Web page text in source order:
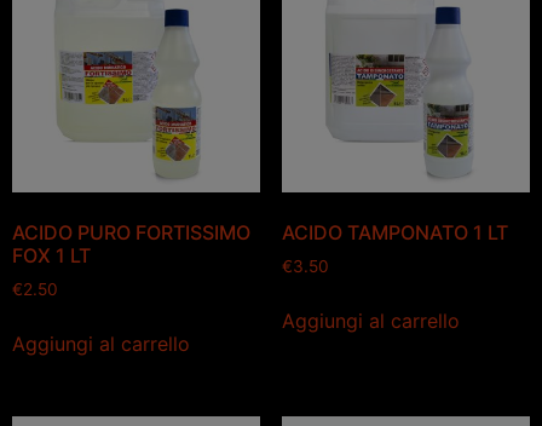
ACIDO PURO FORTISSIMO
FOX 1 LT
€2.50
Aggiungi al carrello
ACIDO TAMPONATO 1 LT
€3.50
Aggiungi al carrello